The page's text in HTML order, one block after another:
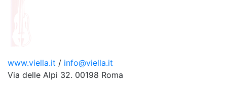
www.viella.it / info@viella.it
Via delle Alpi 32. 00198 Roma